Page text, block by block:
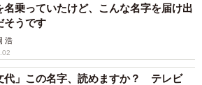
名乗っていたけど、こんな名字を届け出
そうです
浩
代」この名字、読めますか？ テレビ